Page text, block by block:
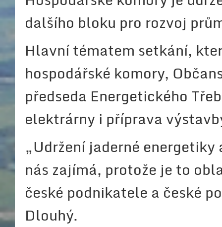
dalšího bloku pro rozvoj
Hlavní tématem setkání,
hospodářské komory,
předseda Energetického
elektrárny i příprava
„Udržení jaderné
nás zajímá, protože je to
české podnikatele a české
Dlouhý.